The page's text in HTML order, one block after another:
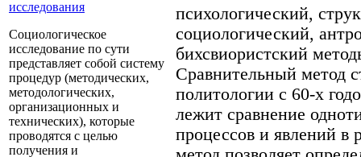
Социологическое
исследование по сути
представляет собой систему
процедур (методических,
методологических,
организационных и
технических), которые
проводятся с целью
получения и
психологический,
социологический,
бихсвиористский
Сравнительный метод
политологии с 60-х
лежит сравнение
процессов и явлений в